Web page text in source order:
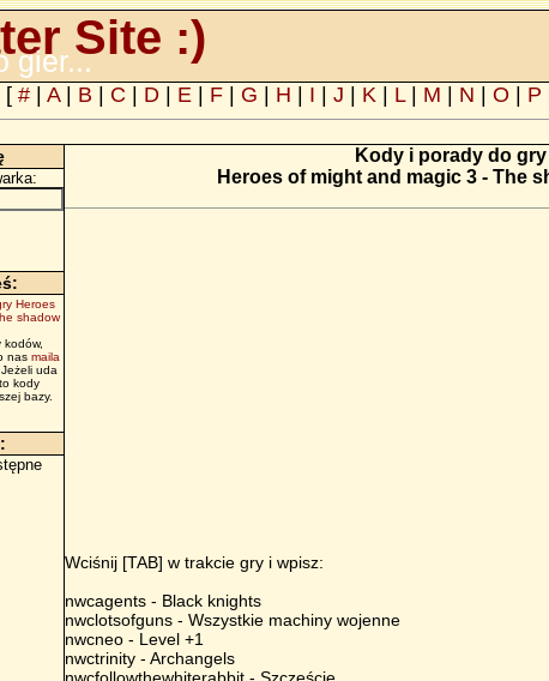
Site :)
gier...
[ # A| B C D E F G H I J K L| M N O P
Heroes
shadow
kodów,
nas maila
uda
kody
bazy.
Kody i porady do gry
Heroes of might and magic 3 - The
Wciśnij [TAB] w trakcie gry i wpisz:
nwcagents - Black knights
nwclotsofguns - Wszystkie machiny wojenne
nwcneo - Level +1
nwctrinity - Archangels